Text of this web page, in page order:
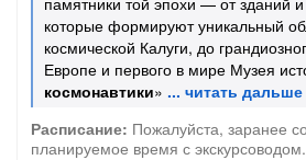
которые формируют уникальный
космической Калуги, до
Европе и первого в мире Музея
космонавтики»
Расписание: Пожалуйста, заранее
планируемое время с экскурсоводом.